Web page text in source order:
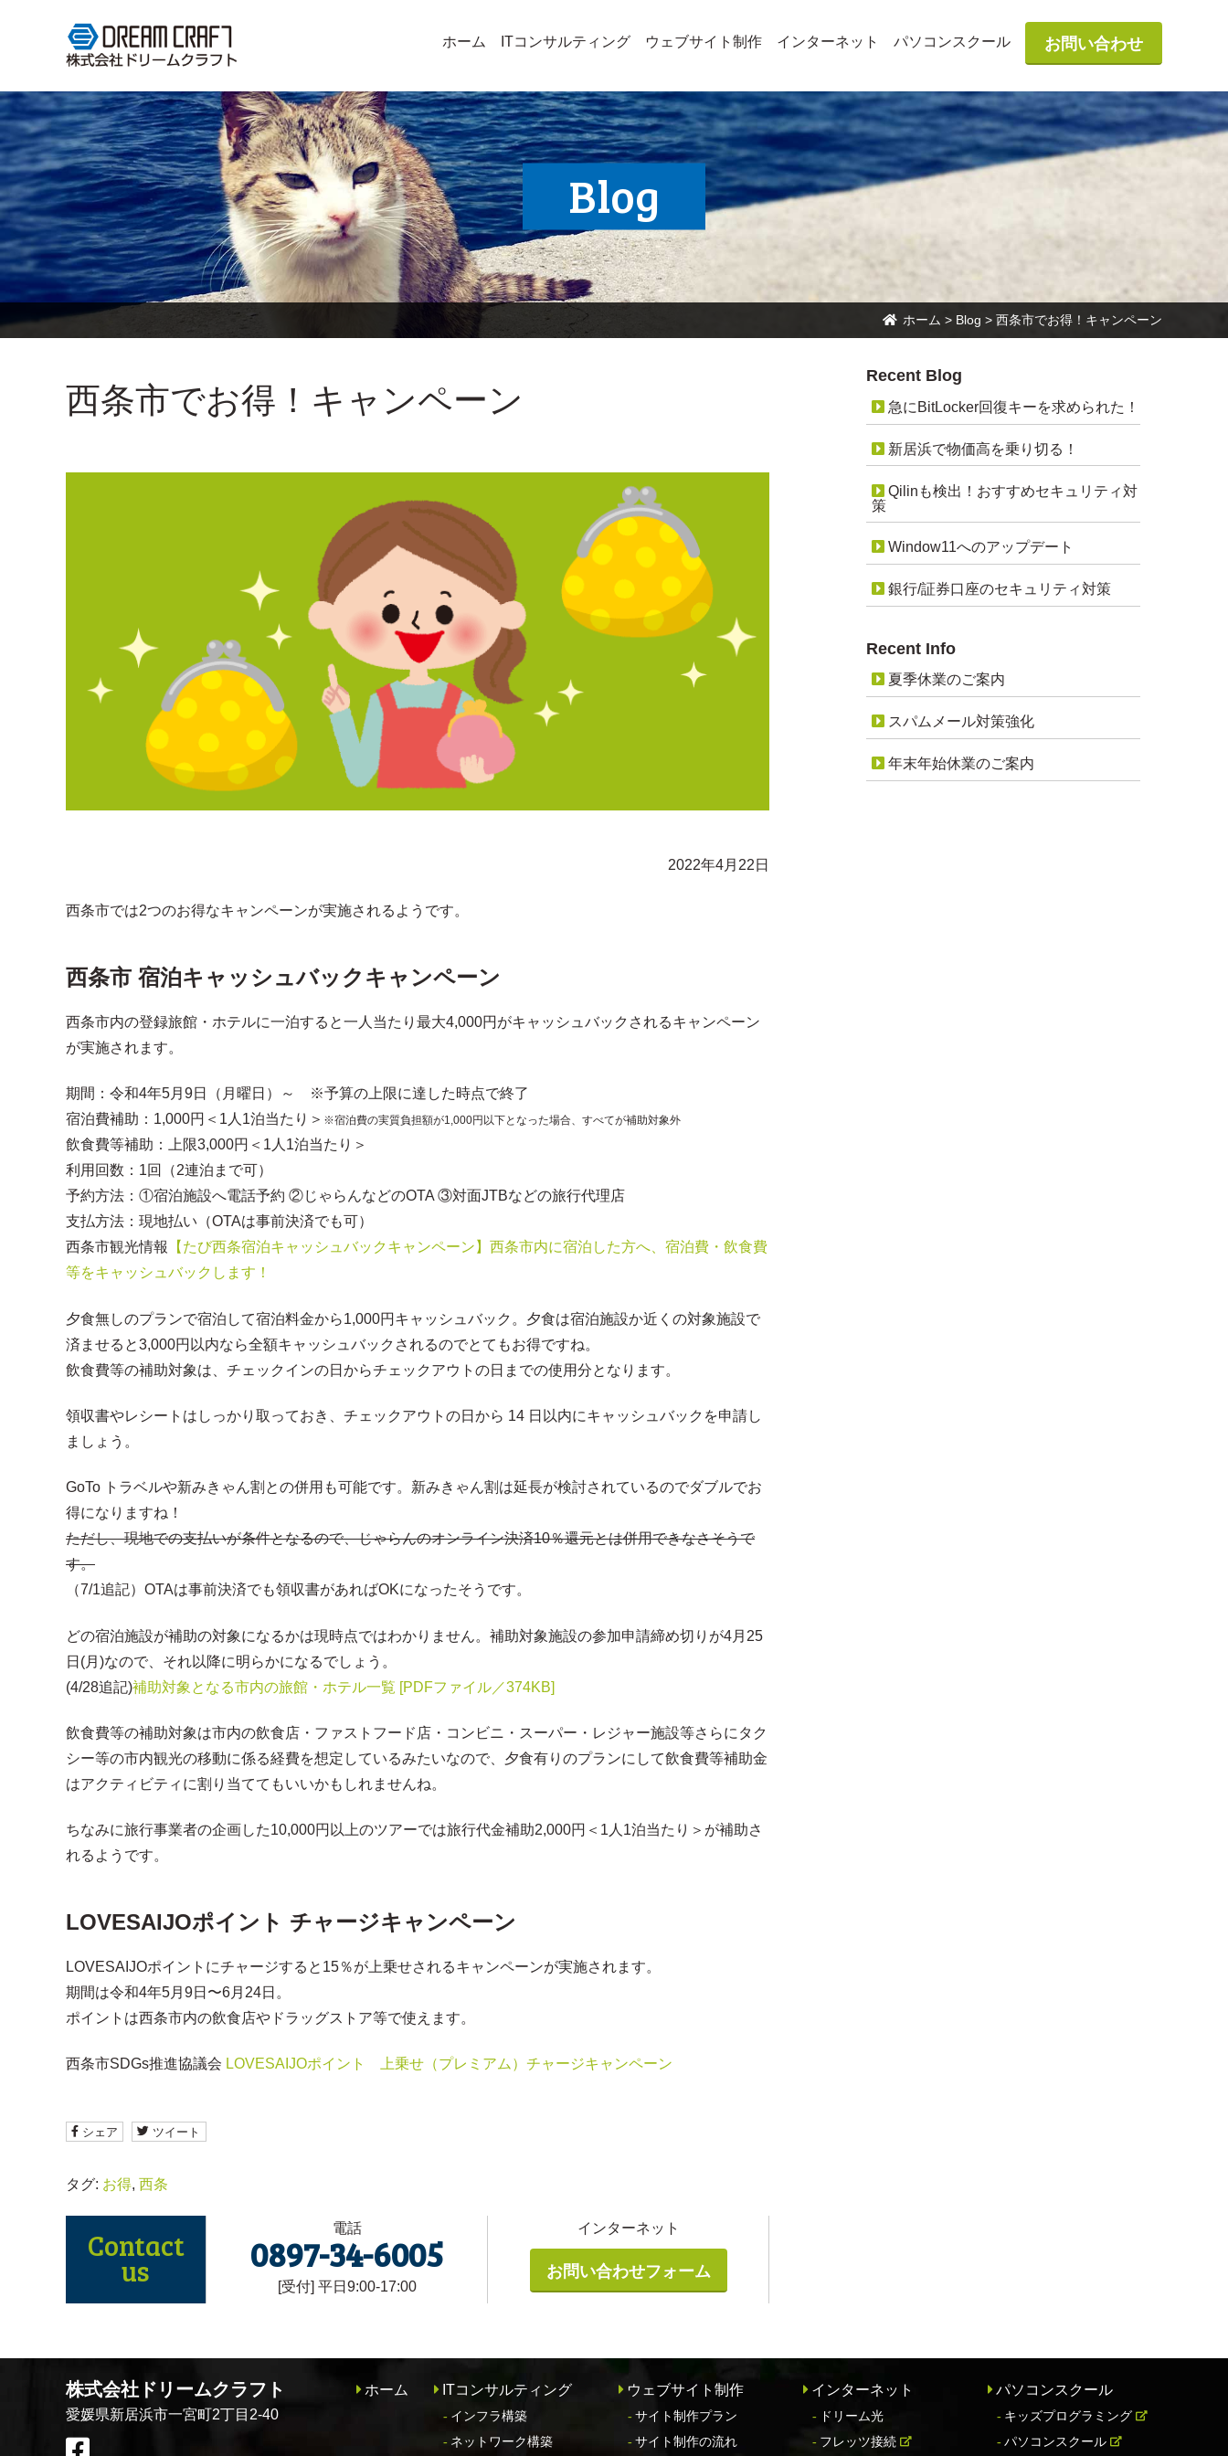
ホーム ITコンサルティング ウェブサイト制作 インターネット パソコンスクール お問い合わせ
Blog
ホーム > Blog > 西条市でお得！キャンペーン
西条市でお得！キャンペーン
2022年4月22日
西条市では2つのお得なキャンペーンが実施されるようです。
西条市 宿泊キャッシュバックキャンペーン
西条市内の登録旅館・ホテルに一泊すると一人当たり最大4,000円がキャッシュバックされるキャンペーン
が実施されます。
期間：令和4年5月9日（月曜日）～ ※予算の上限に達した時点で終了
宿泊費補助：1,000円＜1人1泊当たり＞ ※宿泊費の実質負担額が1,000円以下となった場合、すべてが補助対象外
飲食費等補助：上限3,000円＜1人1泊当たり＞
利用回数：1回（2連泊まで可）
予約方法：①宿泊施設へ電話予約 ②じゃらんなどのOTA ③対面JTBなどの旅行代理店
支払方法：現地払い（OTAは事前決済でも可）
西条市観光情報
【たび西条宿泊キャッシュバックキャンペーン】西条市内に宿泊した方へ、宿泊費・飲食費
等をキャッシュバックします！
夕食無しのプランで宿泊して宿泊料金から1,000円キャッシュバック。夕食は宿泊施設か近くの対象施設で
済ませると3,000円以内なら全額キャッシュバックされるのでとてもお得ですね。
飲食費等の補助対象は、チェックインの日からチェックアウトの日までの使用分となります。
領収書やレシートはしっかり取っておき、チェックアウトの日から 14 日以内にキャッシュバックを申請し
ましょう。
GoTo トラベルや新みきゃん割との併用も可能です。新みきゃん割は延長が検討されているのでダブルでお
得になりますね！
ただし、現地での支払いが条件となるので、じゃらんのオンライン決済10％還元とは併用できなさそうで
す。
（7/1追記）OTAは事前決済でも領収書があればOKになったそうです。
どの宿泊施設が補助の対象になるかは現時点ではわかりません。補助対象施設の参加申請締め切りが4月25
日(月)なので、それ以降に明らかになるでしょう。
(4/28追記)補助対象となる市内の旅館・ホテル一覧 [PDFファイル／374KB]
飲食費等の補助対象は市内の飲食店・ファストフード店・コンビニ・スーパー・レジャー施設等さらにタク
シー等の市内観光の移動に係る経費を想定しているみたいなので、夕食有りのプランにして飲食費等補助金
はアクティビティに割り当ててもいいかもしれませんね。
ちなみに旅行事業者の企画した10,000円以上のツアーでは旅行代金補助2,000円＜1人1泊当たり＞が補助さ
れるようです。
LOVESAIJOポイント チャージキャンペーン
LOVESAIJOポイントにチャージすると15％が上乗せされるキャンペーンが実施されます。
期間は令和4年5月9日〜6月24日。
ポイントは西条市内の飲食店やドラッグストア等で使えます。
西条市SDGs推進協議会 LOVESAIJOポイント 上乗せ（プレミアム）チャージキャンペーン
シェア ツイート
タグ: お得, 西条
Contact
us
電話
0897-34-6005
[受付] 平日9:00-17:00
インターネット
お問い合わせフォーム
Recent Blog
急にBitLocker回復キーを求められた！
新居浜で物価高を乗り切る！
Qilinも検出！おすすめセキュリティ対
策
Window11へのアップデート
銀行/証券口座のセキュリティ対策
Recent Info
夏季休業のご案内
スパムメール対策強化
年末年始休業のご案内
ホーム ITコンサルティング
インフラ構築
ネットワーク構築
ウェブサイト制作
サイト制作プラン
サイト制作の流れ
インターネット
ドリーム光
フレッツ接続
パソコンスクール
キッズプログラミング
パソコンスクール
株式会社ドリームクラフト
愛媛県新居浜市一宮町2丁目2-40